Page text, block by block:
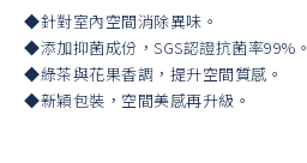
◆針對室內空間消除異味。
◆添加抑菌成份，SGS認證抗菌率99%。
◆綠茶與花果香調，提升空間質感。
◆新穎包裝，空間美感再升級。